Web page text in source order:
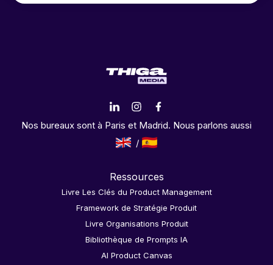
Nos bureaux sont à Paris et Madrid. Nous parlons aussi
Ressources
Livre Les Clés du Product Management
Framework de Stratégie Produit
Livre Organisations Produit
Bibliothèque de Prompts IA
AI Product Canvas